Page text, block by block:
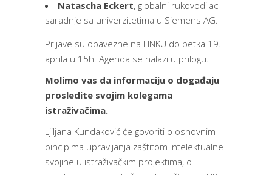
Natascha Eckert, globalni rukovodilac
saradnje sa univerzitetima u Siemens AG.
Prijave su obavezne na LINKU do petka 19.
aprila u 15h. Agenda se nalazi u prilogu.
Molimo vas da informaciju o događaju
prosledite svojim kolegama
istraživačima.
Ljiljana Kundaković će govoriti o osnovnim
pincipima upravljanja zaštitom intelektualne
svojine u istraživačkim projektima, o